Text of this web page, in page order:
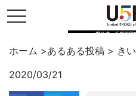
toggle navigation
県公式・兵庫五国
ホーム >あるある投稿 > きい
2020/03/21